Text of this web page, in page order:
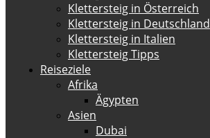
Klettersteig in Österreich
Klettersteig in Deutschland
Klettersteig in Italien
Klettersteig Tipps
Reiseziele
Afrika
Ägypten
Asien
Dubai